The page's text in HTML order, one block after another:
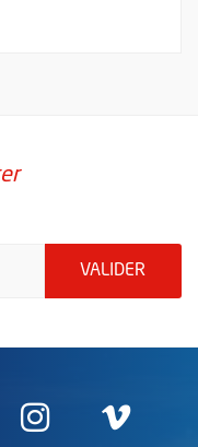
VALIDER
fenêtre
nouvelle
une
Instagram
, Ouvre
,